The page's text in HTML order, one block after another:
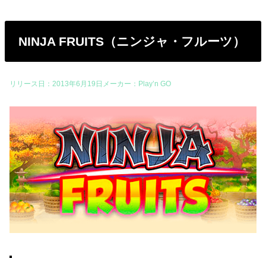
NINJA FRUITS（ニンジャ・フルーツ）
リリース日：2013年6月19日メーカー：Play’n GO